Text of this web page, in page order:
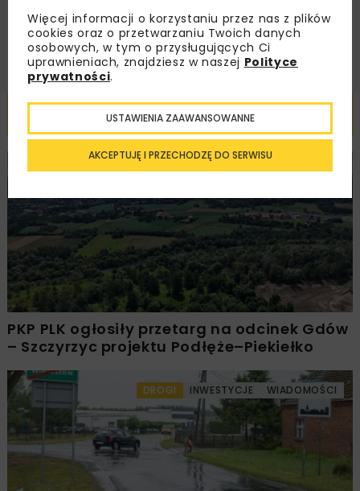
ZAPISZ MNIE
Powiązane artykuły
KOLEJ WIADOMOŚCI INWESTYCJE
PKP PLK ogłosiły przetarg na odcinek Gdów
– Szczyrzyc projektu Podłęże–Piekiełko
DROGI INWESTYCJE WIADOMOŚCI
Więcej informacji o korzystaniu przez nas z plików
cookies oraz o przetwarzaniu Twoich danych
osobowych, w tym o przysługujących Ci
uprawnieniach, znajdziesz w naszej Polityce
prywatności.
AKCEPTUJĘ I PRZECHODZĘ DO SERWISU
USTAWIENIA ZAAWANSOWANNE